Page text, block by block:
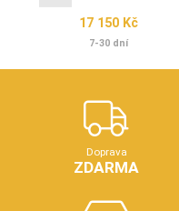
17 150 Kč
7-30 dní
Doprava
ZDARMA